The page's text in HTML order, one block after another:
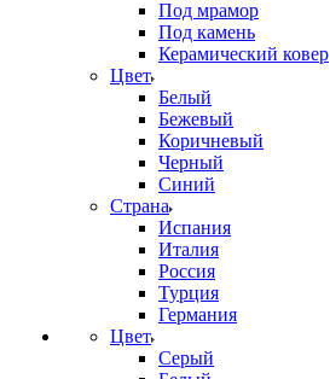
Под мрамор
Под камень
Керамический ковер
Цвет
Белый
Бежевый
Коричневый
Черный
Синий
Страна
Испания
Италия
Россия
Турция
Германия
Цвет
Серый